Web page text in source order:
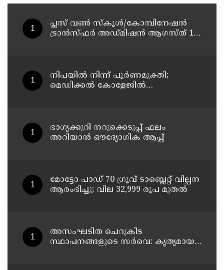
പ്ലസ് വൺ സ്‌കൂൾ/കോമ്പിനേഷൻ
ട്രാൻസ്ഫർ അഡ്മിഷൻ ആഗസ്ത് 10,
നിപയിൽ നിന്ന് പൂർണമുക്തി;
മെഡിക്കൽ കോളേജിൽ
ഭാഗ്യക്കുറി നറുക്കെടുപ്പ് ഫലം
അറിയാൻ ഔദ്യോഗിക ആപ്പ്
മോട്ടോ പാഡ് 70 ഗ്രൂവ് ടാബ്ലെറ്റ് വില്പന
ആരംഭിച്ചു; വില 32,999 രൂപ മുതൽ
അസംഘടിത ചെറുകിട
സ്ഥാപനങ്ങളുടെ സർവെ: കൃത്യമായ